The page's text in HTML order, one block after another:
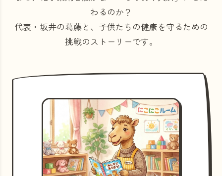
わるのか？
代表・坂井の葛藤と、子供たちの健康を守るための
挑戦のストーリーです。